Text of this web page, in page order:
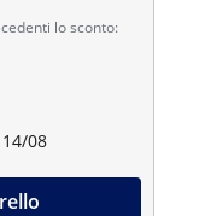
lo sconto:
08